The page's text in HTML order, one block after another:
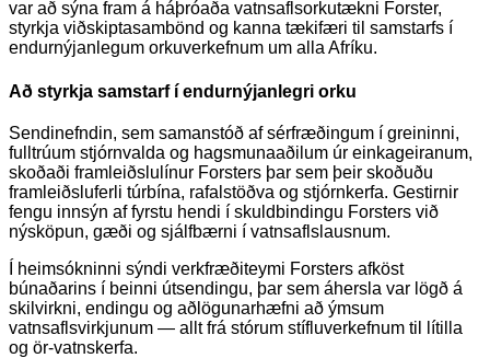
var að sýna fram á háþróaða vatnsaflsorkutækni Forster,
styrkja viðskiptasambönd og kanna tækifæri til samstarfs í
endurnýjanlegum orkuverkefnum um alla Afríku.
Að styrkja samstarf í endurnýjanlegri orku
Sendinefndin, sem samanstóð af sérfræðingum í greininni,
fulltrúum stjórnvalda og hagsmunaaðilum úr einkageiranum,
skoðaði framleiðslulínur Forsters þar sem þeir skoðuðu
framleiðsluferli túrbína, rafalstöðva og stjórnkerfa. Gestirnir
fengu innsýn af fyrstu hendi í skuldbindingu Forsters við
nýsköpun, gæði og sjálfbærni í vatnsaflslausnum.
Í heimsókninni sýndi verkfræðiteymi Forsters afköst
búnaðarins í beinni útsendingu, þar sem áhersla var lögð á
skilvirkni, endingu og aðlögunarhæfni að ýmsum
vatnsaflsvirkjunum — allt frá stórum stífluverkefnum til lítilla
og ör-vatnskerfa.